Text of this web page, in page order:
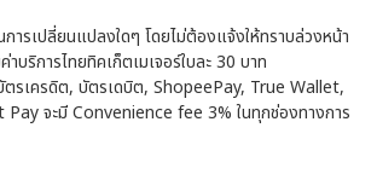
ารเปลี่ยนแปลงใดๆ โดยไม่ต้องแจ้งให้ทราบล่วงหน้า
าบริการไทยทิคเก็ตเมเจอร์ใบละ 30 บาท
ตรเครดิต, บัตรเดบิต, ShopeePay, True Wallet,
จะมี Convenience fee 3% ในทุกช่องทางการ